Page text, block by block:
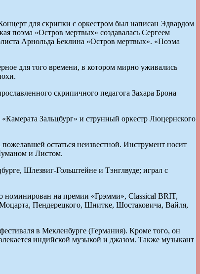
для скрипки с оркестром был написан Эдвардом
поэма «Остров мертвых» создавалась Сергеем
Арнольда Беклина «Остров мертвых». «Поэма
для того времени, в котором мирно уживались
скрипичного педагога Захара Брона
Зальцбург» и струнный оркестр Люцернского
остаться неизвестной. Инструмент носит
и Листом.
Шлезвиг-Гольштейне и Тэнглвуде; играл с
номинирован на премии «Грэмми», Classical BRIT,
Пендерецкого, Шнитке, Шостаковича, Вайля,
в Мекленбурге (Германия). Кроме того, он
индийской музыкой и джазом. Также музыкант